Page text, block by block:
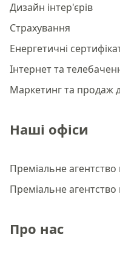
Дизайн інтер'єрів
Страхування
Енергетичні
Інтернет та
Маркетинг та продаж
Наші офіси
Преміальне агентство
Преміальне
Про нас